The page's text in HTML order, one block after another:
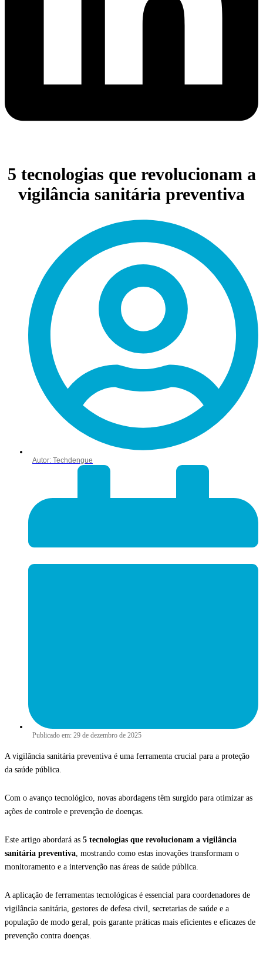
5 tecnologias que revolucionam a
vigilância sanitária preventiva
Autor: Techdengue
Publicado em: 29 de dezembro de 2025
A vigilância sanitária preventiva é uma ferramenta crucial para a proteção
da saúde pública.
Com o avanço tecnológico, novas abordagens têm surgido para otimizar as
ações de controle e prevenção de doenças.
Este artigo abordará as 5 tecnologias que revolucionam a vigilância
sanitária preventiva, mostrando como estas inovações transformam o
monitoramento e a intervenção nas áreas de saúde pública.
A aplicação de ferramentas tecnológicas é essencial para coordenadores de
vigilância sanitária, gestores de defesa civil, secretarias de saúde e a
população de modo geral, pois garante práticas mais eficientes e eficazes de
prevenção contra doenças.